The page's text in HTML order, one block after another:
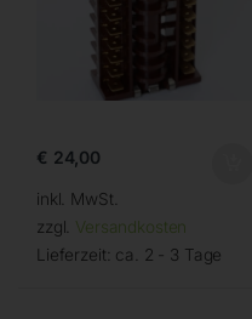
€ 24,00
inkl. MwSt.
zzgl. Versandkosten
Lieferzeit: ca. 2 - 3 Tage